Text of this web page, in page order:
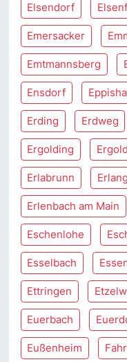
Elsendorf
Emersacker
Emtmannsberg
Ensdorf
Erding Erdweg
Ergolding
Erlabrunn
Erlenbach am Main
Eschenlohe
Esselbach
Ettringen
Euerbach
Eußenheim